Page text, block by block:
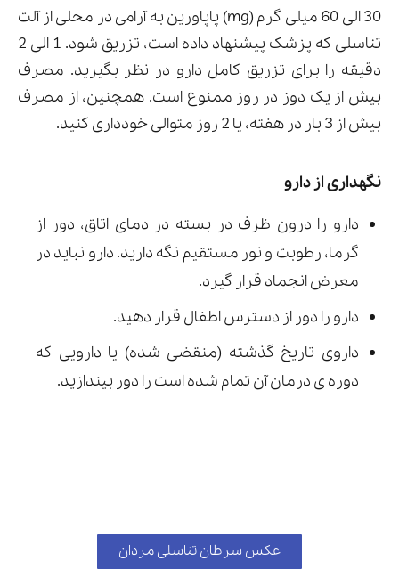
30 الی 60 میلی گرم (mg) پاپاورین به آرامی در محلی از آلت
تناسلی که پزشک پیشنهاد داده است، تزریق شود. 1 الی 2
دقیقه را برای تزریق کامل دارو در نظر بگیرید. مصرف
بیش از یک دوز در روز ممنوع است. همچنین، از مصرف
بیش از 3 بار در هفته، یا 2 روز متوالی خودداری کنید.
نگهداری از دارو
دارو را درون ظرف در بسته در دمای اتاق، دور از
گرما، رطوبت و نور مستقیم نگه دارید. دارو نباید در
معرض انجماد قرار گیرد.
دارو را دور از دسترس اطفال قرار دهید.
داروی تاریخ گذشته (منقضی شده) یا دارویی که
دوره ی درمان آن تمام شده است را دور بیندازید.
عکس سرطان تناسلی مردان